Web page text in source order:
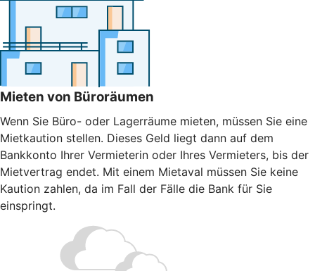
Mieten von Büroräumen
Wenn Sie Büro- oder Lagerräume mieten, müssen Sie eine
Mietkaution stellen. Dieses Geld liegt dann auf dem
Bankkonto Ihrer Vermieterin oder Ihres Vermieters, bis der
Mietvertrag endet. Mit einem Mietaval müssen Sie keine
Kaution zahlen, da im Fall der Fälle die Bank für Sie
einspringt.